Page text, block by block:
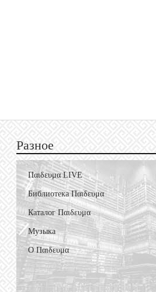
Разное
Пαιδευμα LIVE
Библиотека Пαιδευμα
Каталог Пαιδευμα
Музыка
О Пαιδευμα